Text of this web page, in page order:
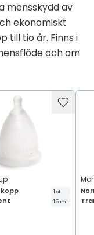
mensskydd av
ekonomiskt
till tio år. Finns i
och om
1 st
15 ml